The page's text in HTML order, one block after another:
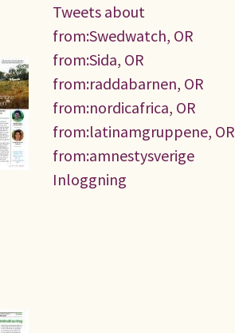
Tweets about
from:Swedwatch, OR
from:Sida, OR
from:raddabarnen, OR
from:nordicafrica, OR
from:latinamgruppene, OR
from:amnestysverige
Inloggning